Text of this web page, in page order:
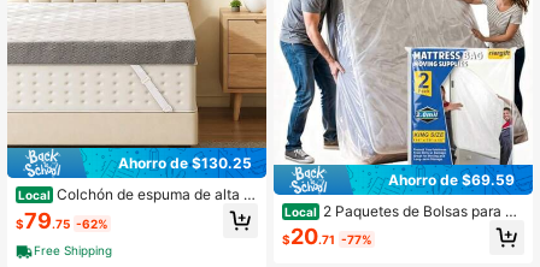
Ahorro de $130.25
Local Colchón de espuma de alta d
ensidad con soporte firme de 3 pulg
adas, con funda extraíble, certificad
o CertiPUR-US, para alivio del dolor
$79.75 -62%
Free Shipping
Ahorro de $69.59
Local 2 Paquetes de Bolsas para Co
lchón para Mudanza Sge, Tamaño
King 114 X 78 X 15'', Fundas de Col
$20.71 -77%